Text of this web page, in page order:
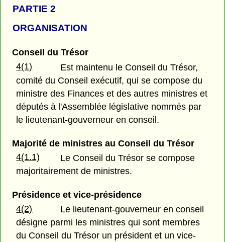
PARTIE 2
ORGANISATION
Conseil du Trésor
4(1)
Est maintenu le Conseil du Trésor,
comité du Conseil exécutif, qui se compose du
ministre des Finances et des autres ministres et
députés à l'Assemblée législative nommés par
le lieutenant-gouverneur en conseil.
Majorité de ministres au Conseil du Trésor
4(1.1)
Le Conseil du Trésor se compose
majoritairement de ministres.
Présidence et vice-présidence
4(2)
Le lieutenant-gouverneur en conseil
désigne parmi les ministres qui sont membres
du Conseil du Trésor un président et un vice-